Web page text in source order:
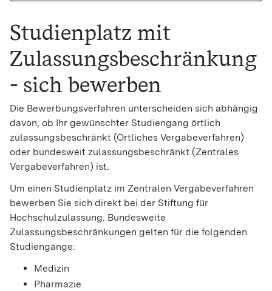
Studienplatz mit
Zulassungsbeschränkung
- sich bewerben
Die Bewerbungsverfahren unterscheiden sich abhängig
davon, ob Ihr gewünschter Studiengang örtlich
zulassungsbeschränkt (Örtliches Vergabeverfahren)
oder bundesweit zulassungsbeschränkt (Zentrales
Vergabeverfahren) ist.
Um einen Studienplatz im Zentralen Vergabeverfahren
bewerben Sie sich direkt bei der Stiftung für
Hochschulzulassung. Bundesweite
Zulassungsbeschränkungen gelten für die folgenden
Studiengänge:
Medizin
Pharmazie